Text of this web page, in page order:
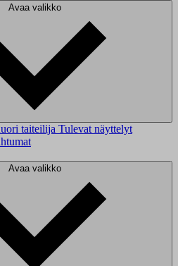
Avaa valikko
taiteilija Tulevat näyttelyt
Avaa valikko